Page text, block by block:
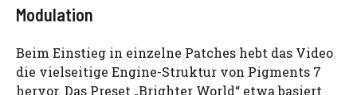
Modulation
Beim Einstieg in einzelne Patches hebt das Video
die vielseitige Engine-Struktur von Pigments 7
hervor. Das Preset „Brighter World“ etwa basiert